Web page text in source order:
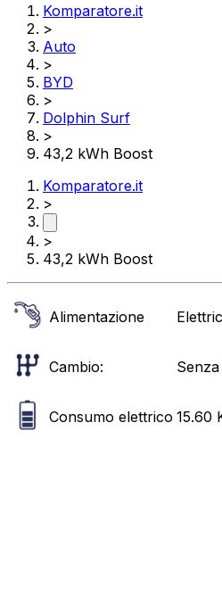
Komparatore.it
>
Auto
>
BYD
>
Dolphin Surf
>
43,2 kWh Boost
Komparatore.it
>
>
43,2 kWh Boost
Alimentazione
Cambio:
Consumo elettrico 15.60